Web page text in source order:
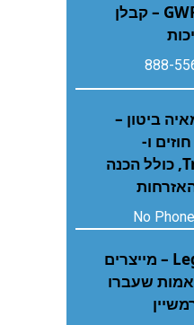
GWP Builders – קבלן
888-
ביטון –
ו-
Trademarks, כולל הכנה
No
Legacy Group – מייצרים
שעברו